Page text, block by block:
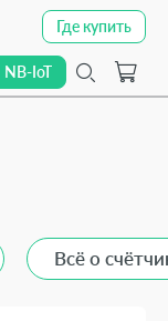
Где купить
Где купить
NB-IoT
NB-IoT
Всё о